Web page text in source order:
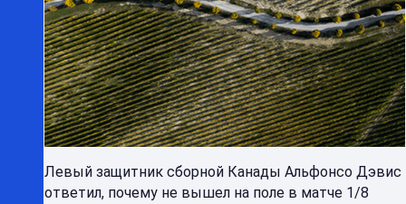
Левый защитник сборной Канады Альфонсо Дэвис
ответил, почему не вышел на поле в матче 1/8